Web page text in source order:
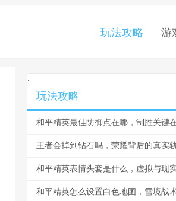
玩法攻略 游
.
玩法攻略
和平精英最佳防御点在哪，制胜关键
王者会掉到钻石吗，荣耀背后的真实
和平精英表情头套是什么，虚拟与现
和平精英怎么设置白色地图，雪境战